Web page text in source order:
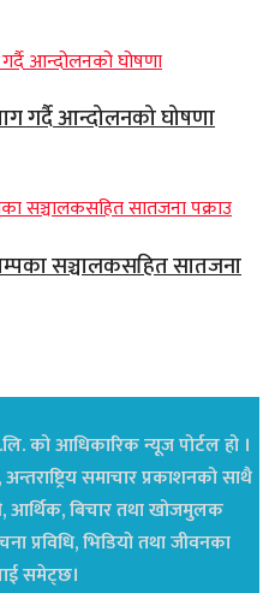
गर्दै आन्दोलनको घोषणा
सञ्चालकसहित सातजना
को आधिकारिक न्यूज पोर्टल हो ।
समाचार प्रकाशनको साथै
आर्थिक, बिचार तथा खोजमुलक
प्रविधि, भिडियो तथा जीवनका
समेट्छ।